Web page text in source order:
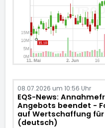
08.07.2026 um 10:56 Uhr
EQS-News:
Angebots beendet -
auf Wertschaffung
(deutsch)